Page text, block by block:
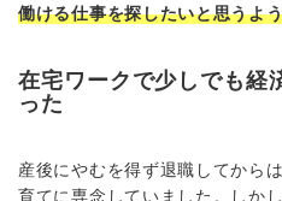
働ける仕事を探したいと思うよ
在宅ワークで少しでも経
った
産後にやむを得ず退職してから
育てに専念していました。しか